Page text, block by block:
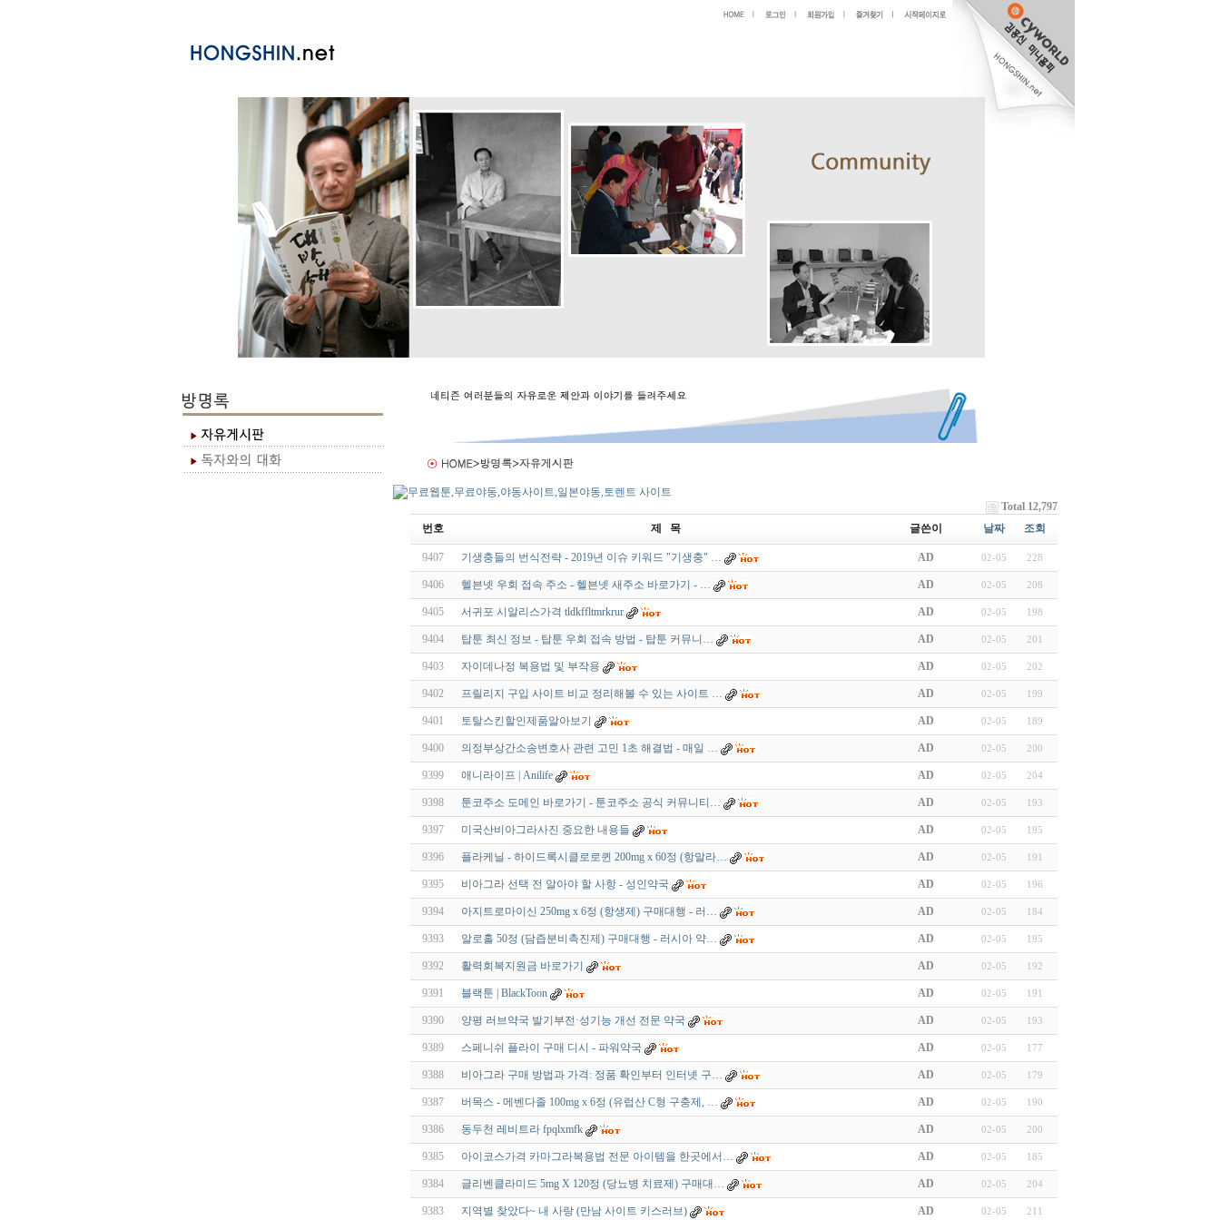
Total 12,797
번호
제 목 글쓴이 날짜 조회
9407 기생충들의 번식전략 - 2019년 이슈 키워드 "기생충" … AD 02-05 228
9406 헬븐넷 우회 접속 주소 - 헬븐넷 새주소 바로가기 - … AD 02-05 208
9405 서귀포 시알리스가격 tldkffltmrkrur AD 02-05 198
9404 탑툰 최신 정보 - 탑툰 우회 접속 방법 - 탑툰 커뮤니… AD 02-05 201
9403 자이데나정 복용법 및 부작용 AD 02-05 202
9402 프릴리지 구입 사이트 비교 정리해볼 수 있는 사이트 … AD 02-05 199
9401 토탈스킨할인제품알아보기 AD 02-05 189
9400 의정부상간소송변호사 관련 고민 1초 해결법 - 매일 … AD 02-05 200
9399 애니라이프 | Anilife AD 02-05 204
9398 툰코주소 도메인 바로가기 - 툰코주소 공식 커뮤니티… AD 02-05 193
9397 미국산비아그라사진 중요한 내용들 AD 02-05 195
9396 플라케닐 - 하이드록시클로로퀸 200mg x 60정 (항말라… AD 02-05 191
9395 비아그라 선택 전 알아야 할 사항 - 성인약국 AD 02-05 196
9394 아지트로마이신 250mg x 6정 (항생제) 구매대행 - 러… AD 02-05 184
9393 알로홀 50정 (담즙분비촉진제) 구매대행 - 러시아 약… AD 02-05 195
9392 활력회복지원금 바로가기 AD 02-05 192
9391 블랙툰 | BlackToon AD 02-05 191
9390 양평 러브약국 발기부전·성기능 개선 전문 약국 AD 02-05 193
9389 스페니쉬 플라이 구매 디시 - 파워약국 AD 02-05 177
9388 비아그라 구매 방법과 가격: 정품 확인부터 인터넷 구… AD 02-05 179
9387 버목스 - 메벤다졸 100mg x 6정 (유럽산 C형 구충제, … AD 02-05 190
9386 동두천 레비트라 fpqlxmfk AD 02-05 200
9385 아이코스가격 카마그라복용법 전문 아이템을 한곳에서… AD 02-05 185
9384 글리벤클라미드 5mg X 120정 (당뇨병 치료제) 구매대… AD 02-05 204
9383 지역별 찾았다~ 내 사랑 (만남 사이트 키스러브) AD 02-05 211